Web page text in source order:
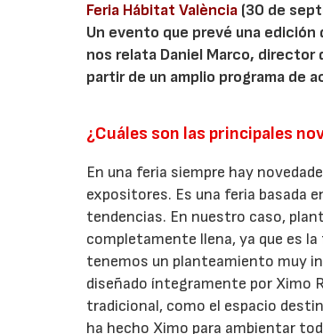
Feria Hábitat València (30 de
Un evento que prevé una
nos relata Daniel Marco,
partir de un amplio programa de
¿Cuáles son las principales
En una feria siempre hay
expositores. Es una feria basada
tendencias. En nuestro caso,
completamente llena, ya que es
tenemos un planteamiento muy
diseñado íntegramente por Ximo
tradicional, como el espacio
ha hecho Ximo para ambientar